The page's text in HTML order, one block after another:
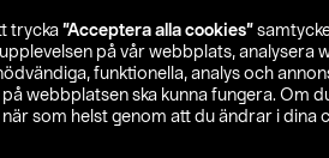
trycka ”Acceptera alla cookies”
på vår webbplats, analysera
funktionella, analys och
webbplatsen ska kunna fungera. Om
som helst genom att du ändrar i